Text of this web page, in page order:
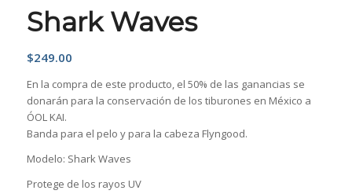
Shark Waves
$249.00
En la compra de este producto, el 50% de las ganancias se
donarán para la conservación de los tiburones en México a
ÓOL KAI.
Banda para el pelo y para la cabeza Flyngood.
Modelo: Shark Waves
Protege de los rayos UV